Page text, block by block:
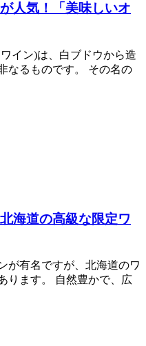
人気！「美味しいオ
イン)は、白ブドウから造
なるものです。 その名の
海道の高級な限定ワ
が有名ですが、北海道のワ
ります。 自然豊かで、広